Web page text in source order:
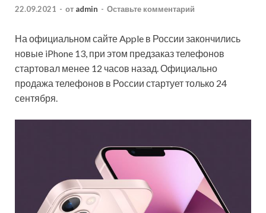
22.09.2021 - от admin - Оставьте комментарий
На официальном сайте Apple в России закончились
новые iPhone 13, при этом предзаказ телефонов
стартовал менее 12 часов назад. Официально
продажа телефонов в России стартует только 24
сентября.